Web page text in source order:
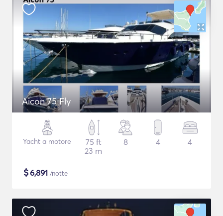
Aicon 75 Fly
Yacht a motore
75 ft
23 m
8 4 4
$6,891 /notte